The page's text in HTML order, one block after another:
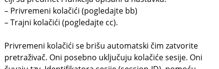
– Privremeni kolačići (pogledajte bb)
– Trajni kolačići (pogledajte cc).
Privremeni kolačići se brišu automatski čim zatvorite
pretraživač. Oni posebno uključuju kolačiće sesije. Oni